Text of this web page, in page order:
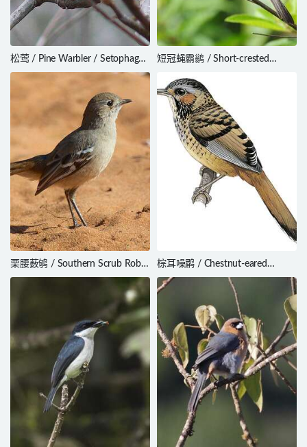
松莺 / Pine Warbler / Setophaga
pinus
短冠蝇霸鹟 / Short-crested
栗腰薮鸲 / Southern Scrub Robin
/ Drymodes brunneopygia
棕耳噪鹛 / Chestnut-eared
Laughingthrush / Ianthocincla
konkakinhensis